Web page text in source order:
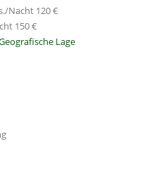
Nacht 120 €
150 €
Lage